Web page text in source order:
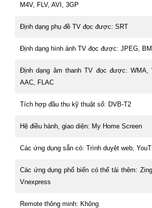
M4V, FLV, AVI, 3GP
Định dạng phụ đề TV đọc được: SRT
Định dạng hình ảnh TV đọc được: JPEG,
Định dạng âm thanh TV đọc được: WMA,
AAC, FLAC
Tích hợp đầu thu kỹ thuật số: DVB-T2
Hệ điều hành, giao diện: My Home Screen
Các ứng dụng sẵn có: Trình duyệt web,
Các ứng dụng phổ biến có thể tải thêm:
Vnexpress
Remote thông minh: Không